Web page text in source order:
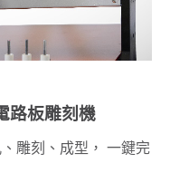
路板雕刻機
雕刻、成型， 一鍵完